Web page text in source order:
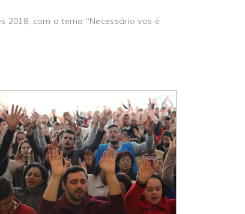
2018, com o tema “Necessário vos é